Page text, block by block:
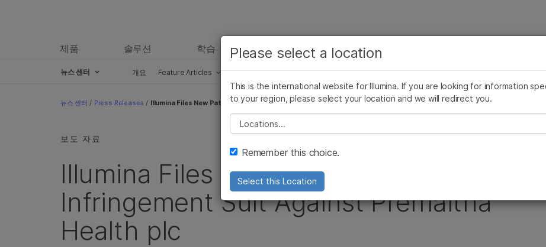
제품 솔루션 학습 회사 지원
뉴스 센터 개요 Feature Articles Perspectives Blog Press Releases In the News Illumina Images SomaLogic,
뉴스 센터 / Press Releases / Illumina Files New Patent Infringement Suit Against Premaitha Health plc
보도 자료
Illumina Files New Patent
Infringement Suit Against Premaitha
Health plc
Please select a location
This is the international website for Illumina. If you are looking for information
to your region, please select your location and we will redirect you.
Please select a location
Remember this choice.
Select this Location
보다 관련성이 높은 콘텐츠를 확인하실 수 있습니다. 주요
관심 분야를 선택해 주세요:
×
미생물학 연구
농업유전체학 연구
복합 질환 연구
생식 보건 연구
유전 및 희귀 질환 연구